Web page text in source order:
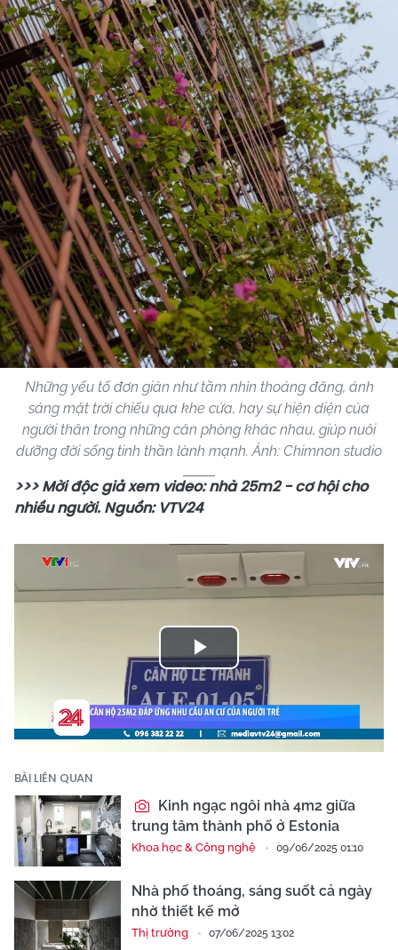
Những yếu tố đơn giản như tầm nhìn thoáng đãng, ánh
sáng mặt trời chiếu qua khe cửa, hay sự hiện diện của
người thân trong những căn phòng khác nhau, giúp nuôi
dưỡng đời sống tinh thần lành mạnh. Ảnh: Chimnon studio
>>> Mời độc giả xem video: nhà 25m2 - cơ hội cho
nhiều người. Nguồn: VTV24
Play
Video
BÀI LIÊN QUAN
Kinh ngạc ngôi nhà 4m2 giữa
trung tâm thành phố ở Estonia
Khoa học & Công nghệ 09/06/2025 01:10
Nhà phố thoáng, sáng suốt cả ngày
nhờ thiết kế mở
Thị trường 07/06/2025 13:02